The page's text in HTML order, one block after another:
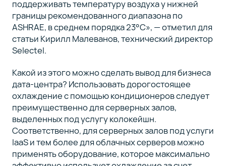
поддерживать температуру воздуха у нижней
границы рекомендованного диапазона по
ASHRAE, в среднем порядка 23°C», — отметил для
статьи Кирилл Малеванов, технический директор
Selectel.
Какой из этого можно сделать вывод для бизнеса
дата-центра? Использовать дорогостоящее
охлаждение с помощью кондиционеров следует
преимущественно для серверных залов,
выделенных под услугу колокейшн.
Соответственно, для серверных залов под услуги
IaaS и тем более для облачных серверов можно
применять оборудование, которое максимально